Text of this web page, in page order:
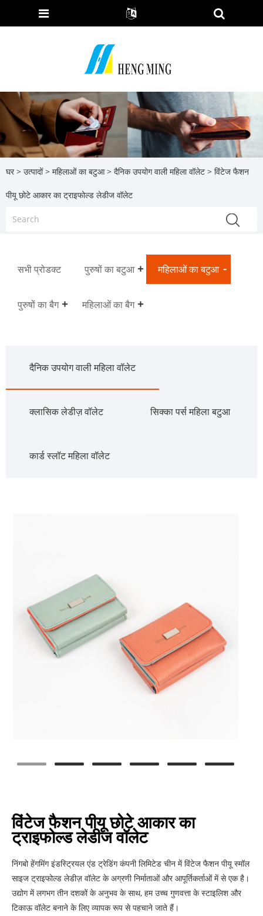
घर > उत्पादों> महिलाओं का बटुआ> दैनिक उपयोग वाली महिला वॉलेट > विंटेज फैशन
पीयू छोटे आकार का ट्राइफोल्ड लेडीज वॉलेट
सभी प्रोडक्ट पुरुषों का बटुआ महिलाओं का बटुआ
पुरुषों का बैग महिलाओं का बैग
दैनिक उपयोग वाली महिला वॉलेट
क्लासिक लेडीज़ वॉलेट सिक्का पर्स महिला बटुआ
कार्ड स्लॉट महिला वॉलेट
विंटेज फैशन पीयू छोटे आकार का
ट्राइफोल्ड लेडीज वॉलेट
निंगबो हेंगमिंग इंडस्ट्रियल एंड ट्रेडिंग कंपनी लिमिटेड चीन में विंटेज फैशन पीयू स्मॉल
साइज ट्राइफोल्ड लेडीज़ वॉलेट के अग्रणी निर्माताओं और आपूर्तिकर्ताओं में से एक है।
उद्योग में लगभग तीन दशकों के अनुभव के साथ, हम उच्च गुणवत्ता के स्टाइलिश और
टिकाऊ वॉलेट बनाने के लिए व्यापक रूप से पहचाने जाते हैं।